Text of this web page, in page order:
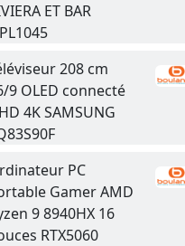
ET BAR
208 cm
9 OLED connecté
4K SAMSUNG
PC
Gamer AMD
9 8940HX 16
RTX5060